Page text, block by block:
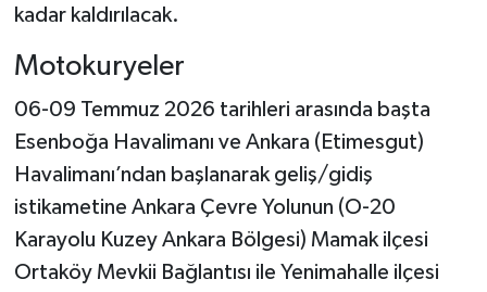
kadar kaldırılacak.
Motokuryeler
06-09 Temmuz 2026 tarihleri arasında başta
Esenboğa Havalimanı ve Ankara (Etimesgut)
Havalimanı’ndan başlanarak geliş/gidiş
istikametine Ankara Çevre Yolunun (O-20
Karayolu Kuzey Ankara Bölgesi) Mamak ilçesi
Ortaköy Mevkii Bağlantısı ile Yenimahalle ilçesi